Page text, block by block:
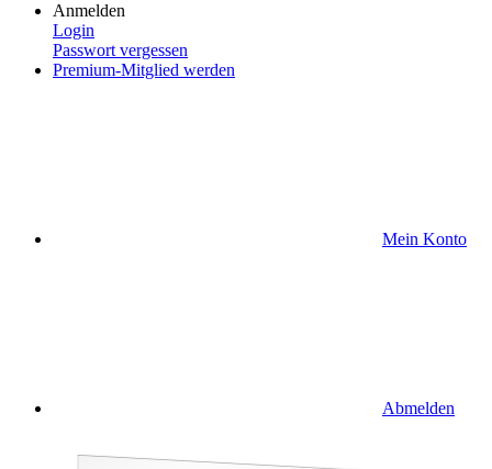
Anmelden
Login
Passwort vergessen
Premium-Mitglied werden
Mein Konto
Abmelden